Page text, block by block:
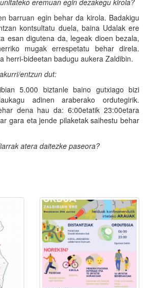
barruan egin behar da kirola. Badakigu
kontsultatu duela, baina Udalak ere
esan digutena da, legeak dioen bezala,
mugak errespetatu behar direla.
herri-bideetan badugu aukera Zaldibin.
entzun dut:
5.000 biztanle baino gutxiago bizi
adinen araberako ordutegirik.
dena hau da: 6:00etatik 23:00etara
gara eta jende pilaketak saihestu behar
atera daitezke paseora?